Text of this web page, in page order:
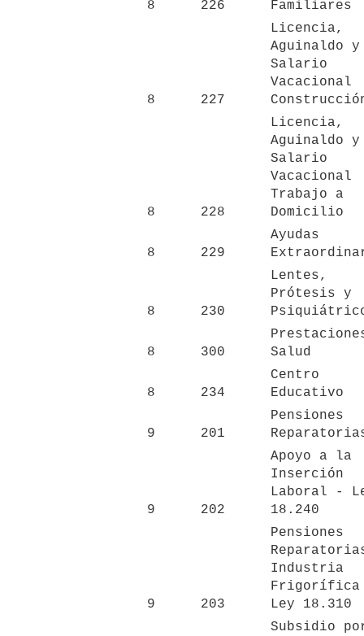
8 226 Familiares
8 227
Licencia,
Aguinaldo y
Salario
Vacacional
8 228
Licencia,
Aguinaldo y
Salario
Vacacional
Trabajo a
Domicilio
8 229
Ayudas
8 230
Lentes,
Prótesis y
8 300
Salud
8 234
Centro
Educativo
9 201
Pensiones
9 202
Apoyo a la
Inserción
Laboral -
18.240
9 203
Pensiones
Industria
Ley 18.310
Subsidio